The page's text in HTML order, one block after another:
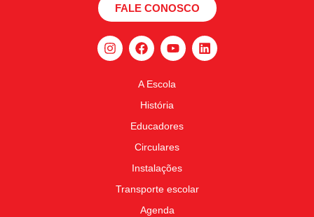
FALE CONOSCO
A Escola
História
Educadores
Circulares
Instalações
Transporte escolar
Agenda